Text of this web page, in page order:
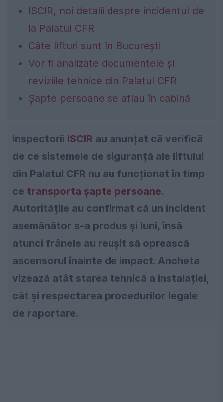
ISCIR, noi detalii despre incidentul de
la Palatul CFR
Câte lifturi sunt în București
Vor fi analizate documentele și
reviziile tehnice din Palatul CFR
Șapte persoane se aflau în cabină
Inspectorii ISCIR au anunțat că verifică
de ce sistemele de siguranță ale liftului
din Palatul CFR nu au funcționat în timp
ce transporta șapte persoane.
Autoritățile au confirmat că un incident
asemănător s-a produs și luni, însă
atunci frânele au reușit să oprească
ascensorul înainte de impact. Ancheta
vizează atât starea tehnică a instalației,
cât și respectarea procedurilor legale
de raportare.